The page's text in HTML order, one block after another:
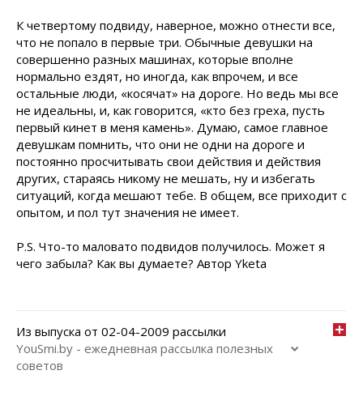
К четвертому подвиду, наверное, можно отнести все,
что не попало в первые три. Обычные девушки на
совершенно разных машинах, которые вполне
нормально ездят, но иногда, как впрочем, и все
остальные люди, «косячат» на дороге. Но ведь мы все
не идеальны, и, как говорится, «кто без греха, пусть
первый кинет в меня камень». Думаю, самое главное
девушкам помнить, что они не одни на дороге и
постоянно просчитывать свои действия и действия
других, стараясь никому не мешать, ну и избегать
ситуаций, когда мешают тебе. В общем, все приходит с
опытом, и пол тут значения не имеет.
P.S. Что-то маловато подвидов получилось. Может я
чего забыла? Как вы думаете? Автор Yketa
Из выпуска от 02-04-2009 рассылки
YouSmi.by - ежедневная рассылка полезных
советов